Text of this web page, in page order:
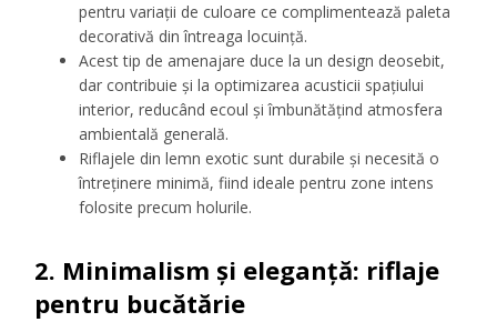
pentru variații de culoare ce complimentează paleta
decorativă din întreaga locuință.
Acest tip de amenajare duce la un design deosebit,
dar contribuie și la optimizarea acusticii spațiului
interior, reducând ecoul și îmbunătățind atmosfera
ambientală generală.
Riflajele din lemn exotic sunt durabile și necesită o
întreținere minimă, fiind ideale pentru zone intens
folosite precum holurile.
2. Minimalism și eleganță: riflaje
pentru bucătărie